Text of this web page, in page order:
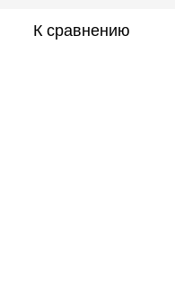
К сравнению